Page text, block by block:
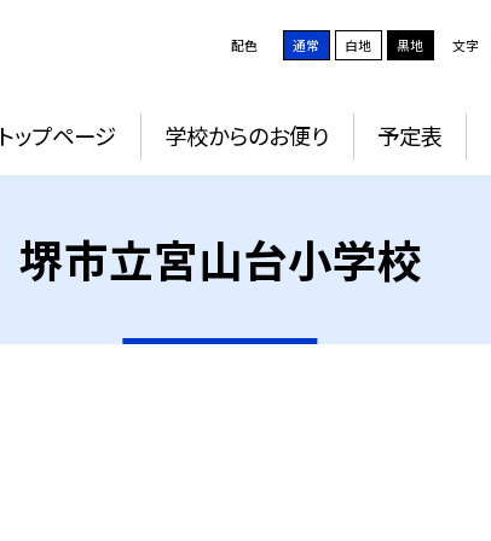
配色 通常 白地 黒地 文字
トップページ 学校からのお便り 予定表
堺市立宮山台小学校